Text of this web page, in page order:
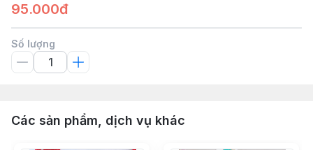
95.000đ
Số lượng
Các sản phẩm, dịch vụ khác